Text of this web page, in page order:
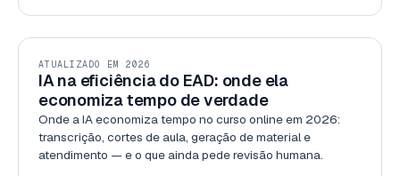
GESTÃO
ATUALIZADO EM 2026
IA na eficiência do EAD: onde ela
economiza tempo de verdade
Onde a IA economiza tempo no curso online em 2026:
transcrição, cortes de aula, geração de material e
atendimento — e o que ainda pede revisão humana.